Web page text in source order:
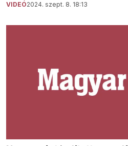
VIDEÓ2024. szept. 8. 18:13